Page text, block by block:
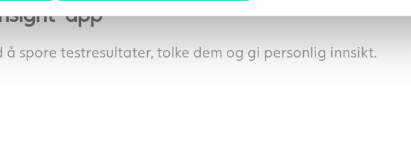
app
å spore testresultater, tolke dem og gi personlig innsikt.